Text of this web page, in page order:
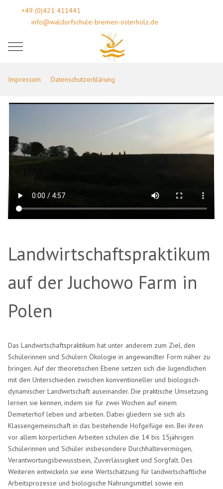
+49 (0)421 411441
info@waldorfschule-bremen-osterholz.de
Mobile Menu Toggle
Impressum Datenschutzerklärung
Landwirtschaftspraktikum
auf der Juchowo Farm in
Polen
Das Landwirtschaftspraktikum hat unter anderem zum Ziel, den
Schülerinnen und Schülern Ökologie in angewandter Form näher zu
bringen. Auf der theoretischen Ebene setzen sich die Jugendlichen
mit den Unterschieden zwischen konventioneller und biologisch-
dynamischer Landwirtschaft auseinander. Die praktische Umsetzung
lernen sie kennen, indem sie für zwei Wochen auf einem
Demeterhof leben und arbeiten. Dabei gliedern sie sich als
Klassengemeinschaft in das bestehende Hofgefüge ein. Bei ihren
vor allem körperlichen Arbeiten schulen die 14 bis 15jährigen
Schülerinnen und Schüler insbesondere Durchhaltevermögen,
Verantwortungsbewusstsein, Zuverlässigkeit und Sorgfalt. Des
Weiteren entwickeln sie eine Wertschätzung für landwirtschaftliche
Arbeitsprozesse und biologische Nahrungsmittel sowie ein